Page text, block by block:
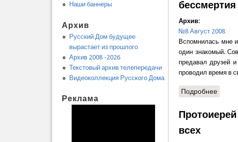
бессмертия
Архив:
№8 Август 2008
Вспомнилась мне
один знакомый.
предавал друзей
проводил время в
Подробнее
всех
Наши баннеры
Архив
Русский Дом будущее
вырастает из прошлого
Архив 2008 -2026
Текстовый архив телепередачи
Видеоколлекция Русского Дома
Реклама